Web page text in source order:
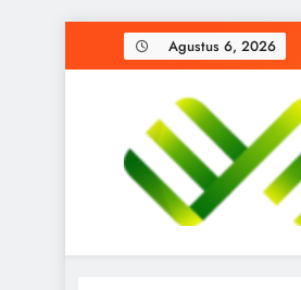
Agustus 6, 2026
Menyongsong Era